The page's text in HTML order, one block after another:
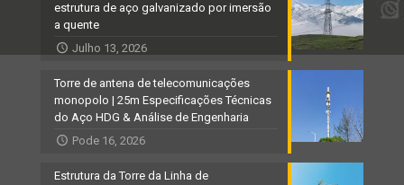
estrutura de aço galvanizado por imersão
a quente
Julho 13, 2026
Torre de antena de telecomunicações
monopolo | 25m Especificações Técnicas
do Aço HDG & Análise de Engenharia
Pode 16, 2026
Estrutura da Torre da Linha de